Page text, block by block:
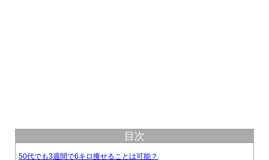
目次
50代でも3週間で6キロ痩せることは可能？